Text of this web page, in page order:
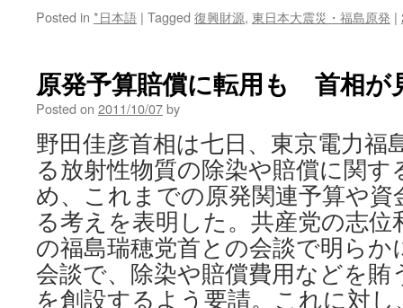
Posted in *日本語 | Tagged 復興財源, 東日本大震災・福島原発 |
原発予算賠償に転用も 首相が
Posted on 2011/10/07by
野田佳彦首相は七日、東京電力福
る放射性物質の除染や賠償に関
め、これまでの原発関連予算や
る考えを表明した。共産党の志位
の福島瑞穂党首との会談で明ら
会談で、除染や賠償費用などを賄
を創設するよう要請。これに対